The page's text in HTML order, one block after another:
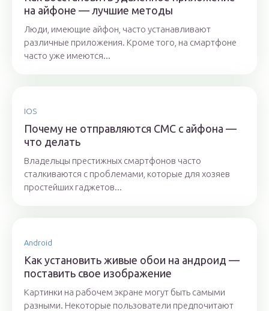
на айфоне — лучшие методы
Люди, имеющие айфон, часто устанавливают
различные приложения. Кроме того, на смартфоне
часто уже имеются...
IOS
Почему не отправляются СМС с айфона —
что делать
Владельцы престижных смартфонов часто
сталкиваются с проблемами, которые для хозяев
простейших гаджетов...
Android
Как установить живые обои на андроид —
поставить свое изображение
Картинки на рабочем экране могут быть самыми
разными. Некоторые пользователи предпочитают